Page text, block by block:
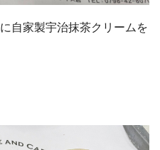
自家製宇治抹茶クリームを